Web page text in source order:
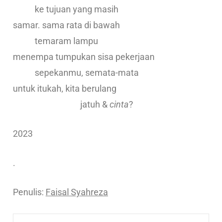
ke tujuan yang masih
samar. sama rata di bawah
temaram lampu
menempa tumpukan sisa pekerjaan
sepekanmu, semata-mata
untuk itukah, kita berulang
jatuh &cinta?
2023
.
Penulis: Faisal Syahreza